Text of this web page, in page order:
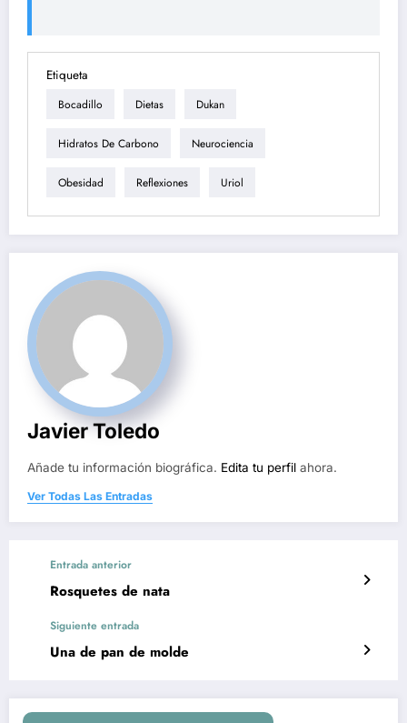
Etiqueta
Bocadillo Dietas Dukan
Hidratos De Carbono Neurociencia
Obesidad Reflexiones Uriol
Javier Toledo
Añade tu información biográfica. Edita tu perfil ahora.
Ver Todas Las Entradas
Entrada anterior
Rosquetes de nata
Siguiente entrada
Una de pan de molde